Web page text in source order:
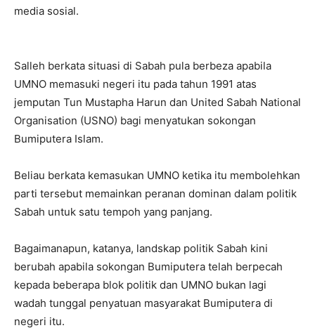
media sosial.
Salleh berkata situasi di Sabah pula berbeza apabila
UMNO memasuki negeri itu pada tahun 1991 atas
jemputan Tun Mustapha Harun dan United Sabah National
Organisation (USNO) bagi menyatukan sokongan
Bumiputera Islam.
Beliau berkata kemasukan UMNO ketika itu membolehkan
parti tersebut memainkan peranan dominan dalam politik
Sabah untuk satu tempoh yang panjang.
Bagaimanapun, katanya, landskap politik Sabah kini
berubah apabila sokongan Bumiputera telah berpecah
kepada beberapa blok politik dan UMNO bukan lagi
wadah tunggal penyatuan masyarakat Bumiputera di
negeri itu.